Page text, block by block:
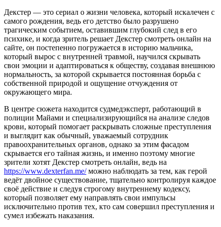
Декстер — это сериал о жизни человека, который искалечен с
самого рождения, ведь его детство было разрушено
трагическим событием, оставившим глубокий след в его
психике, и когда зритель решает Декстер смотреть онлайн на
сайте, он постепенно погружается в историю мальчика,
который вырос с внутренней травмой, научился скрывать
свои эмоции и адаптироваться к обществу, создавая внешнюю
нормальность, за которой скрывается постоянная борьба с
собственной природой и ощущение отчуждения от
окружающего мира.
В центре сюжета находится судмедэксперт, работающий в
полиции Майами и специализирующийся на анализе следов
крови, который помогает раскрывать сложные преступления
и выглядит как обычный, уважаемый сотрудник
правоохранительных органов, однако за этим фасадом
скрывается его тайная жизнь, и именно поэтому многие
зрители хотят Декстер смотреть онлайн, ведь на
https://www.dexterfan.me/можно наблюдать за тем, как герой
ведёт двойное существование, тщательно контролируя каждое
своё действие и следуя строгому внутреннему кодексу,
который позволяет ему направлять свои импульсы
исключительно против тех, кто сам совершил преступления и
сумел избежать наказания.